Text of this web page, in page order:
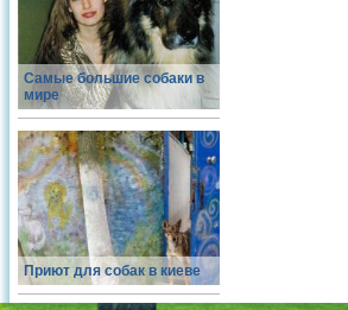
Самые большие собаки в
мире
Приют для собак в киеве